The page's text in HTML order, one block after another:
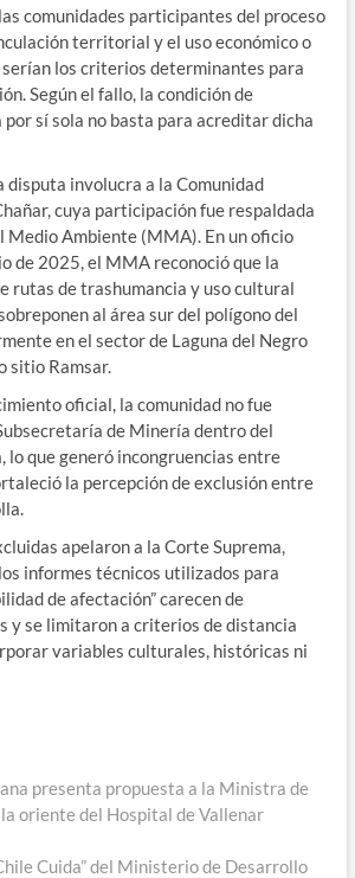
comunidades participantes del proceso
territorial y el uso económico o
los criterios determinantes para
Según el fallo, la condición de
sí sola no basta para acreditar dicha
disputa involucra a la Comunidad
cuya participación fue respaldada
Ambiente (MMA). En un oficio
de 2025, el MMA reconoció que la
rutas de trashumancia y uso cultural
al área sur del polígono del
en el sector de Laguna del Negro
sitio Ramsar.
oficial, la comunidad no fue
de Minería dentro del
lo que generó incongruencias entre
la percepción de exclusión entre
apelaron a la Corte Suprema,
informes técnicos utilizados para
de afectación” carecen de
y se limitaron a criterios de distancia
variables culturales, históricas ni
presenta propuesta a la Ministra de
oriente del Hospital de Vallenar
Cuida” del Ministerio de Desarrollo